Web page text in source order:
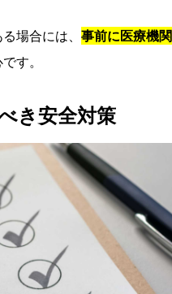
場合には、 事前に医療機
す。
き安全対策